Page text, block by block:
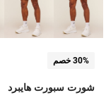
30% خصم
شورت سبورت هايبرد